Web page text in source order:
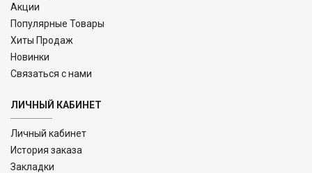
Акции
Популярные Товары
Хиты Продаж
Новинки
Связаться с нами
ЛИЧНЫЙ КАБИНЕТ
Личный кабинет
История заказа
Закладки